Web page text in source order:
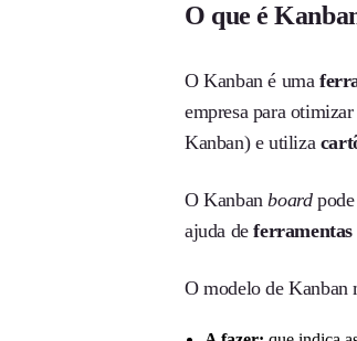
O que é
O Kanban é uma
empresa para
Kanban) e utiliza
O Kanbanboard
ajuda de
O modelo de Kanban